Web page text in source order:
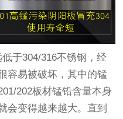
于304/316不锈钢，经
容易被破坏，其中的锰
202板材锰铅含量本身
会变得越来越大。直到